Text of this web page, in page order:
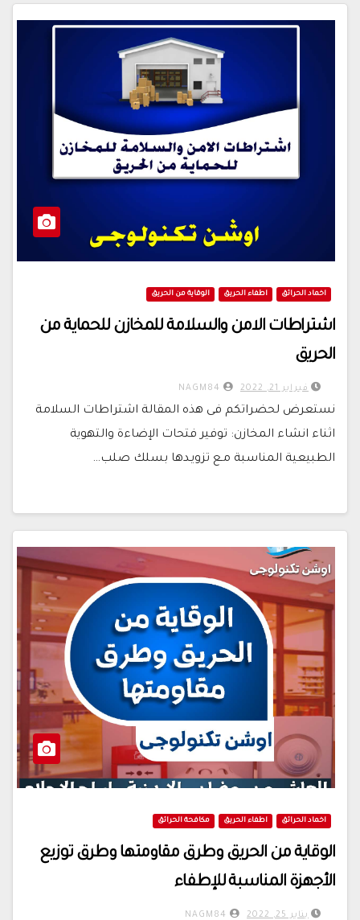
اخماد الحرائق اطفاء الحريق الوقاية من الحريق
اشتراطات الامن والسلامة للمخازن للحماية من
الحريق
فبراير 21, 2022
نستعرض لحضراتكم فى هذه المقالة اشتراطات السلامة
اثناء انشاء المخازن: توفير فتحات الإضاءة والتهوية
الطبيعية المناسبة مـع تزويـدها بسلك صلب…
اخماد الحرائق اطفاء الحريق مكافحة الحرائق
الوقاية من الحريق وطرق مقاومتها وطرق توزيع
الأجهزة المناسبة للإطفاء
يناير 25, 2022